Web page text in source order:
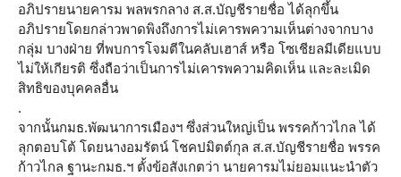
อภิปรายนายคารม พลพรกลาง ส.ส.บัญชีรายชื่อ ได้ลุกขึ้น
อภิปรายโดยกล่าวพาดพิงถึงการไม่เคารพความเห็นต่างจากบาง
กลุ่ม บางฝ่าย ที่พบการโจมตีในคลับเฮาส์ หรือ โซเชียลมีเดียแบบ
ไม่ให้เกียรติ ซึ่งถือว่าเป็นการไม่เคารพความคิดเห็น และละเมิด
สิทธิของบุคคลอื่น
.
จากนั้นกมธ.พัฒนาการเมืองฯ ซึ่งส่วนใหญ่เป็น พรรคก้าวไกล ได้
ลุกตอบโต้ โดยนางอมรัตน์ โชคปมิตต์กุล ส.ส.บัญชีรายชื่อ พรรค
ก้าวไกล ฐานะกมธ.ฯ ตั้งข้อสังเกตว่า นายคารมไม่ยอมแนะนำตัว